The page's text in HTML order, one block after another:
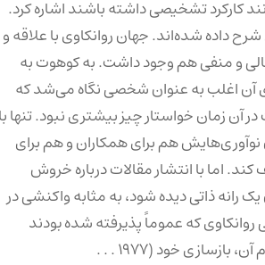
کارکرد تشخیصی داشته باشند اشاره کرد.
تحلیل خود (۱۹۷۱)، به طور کامل‌تری شرح داده شده‌اند. جهان روانکاوی با علاقه و
و منفی هم وجود داشت. به کوهوت به
اغلب به عنوان شخصی نگاه می‌شد که
زمان خواستار چیز بیشتری نبود. تنها
هم برای همکاران و هم برای
شراب تازه در بطری‌های قدیمی» (۱۹۸۴، ص.۱۱۴) توصیف کند. اما با انتشار مقالات درباره خروش
به عنوان یک رانه ذاتی دیده شود، به مثابه واکنشی در
که عموماً پذیرفته شده بودند
خود (۱۹۷۷ . . .